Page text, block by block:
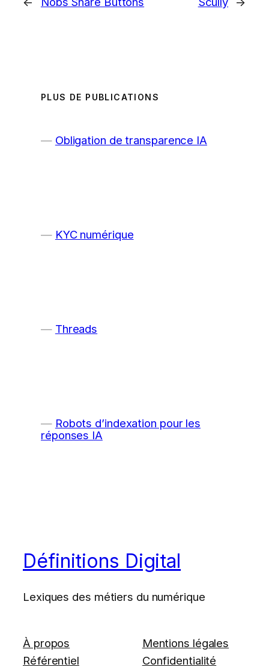
PLUS DE PUBLICATIONS
Obligation de transparence IA
KYC numérique
Threads
Robots d’indexation pour les
réponses IA
Définitions Digital
Lexiques des métiers du numérique
À propos
Référentiel
Mentions légales
Confidentialité